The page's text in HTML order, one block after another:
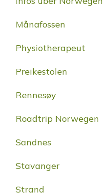
Månafossen
Physiotherapeut
Preikestolen
Rennesøy
Roadtrip Norwegen
Sandnes
Stavanger
Strand